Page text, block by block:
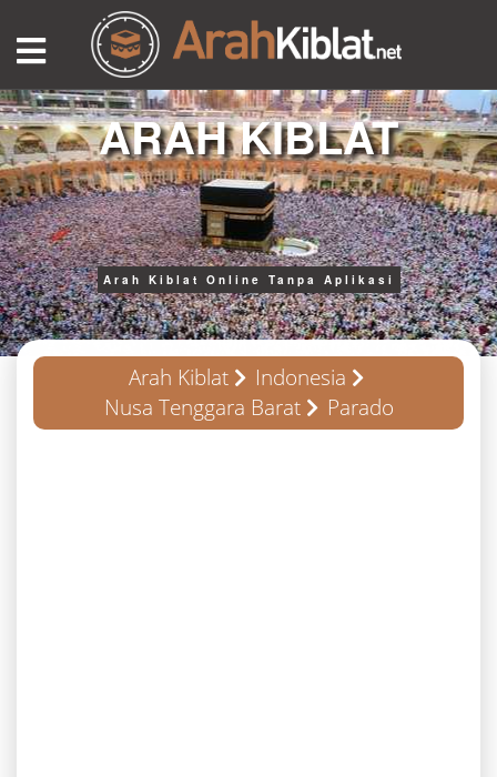
ARAH KIBLAT
Arah Kiblat Online Tanpa Aplikasi
Arah Kiblat
Indonesia
Nusa Tenggara Barat
Parado